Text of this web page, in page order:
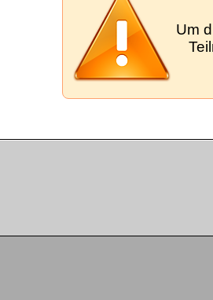
Um